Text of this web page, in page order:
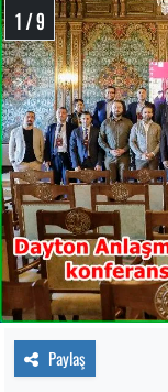
1 / 9
Paylaş